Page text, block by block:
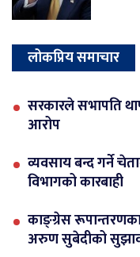
लोकप्रिय समाचार
सरकारले सभापति
आरोप
व्यवसाय बन्द गर्ने
विभागको कारबाही
काङ्ग्रेस
अरुण सुबेदीको